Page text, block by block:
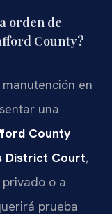
orden de
County?
en
una
County
District Court,
o a
prueba